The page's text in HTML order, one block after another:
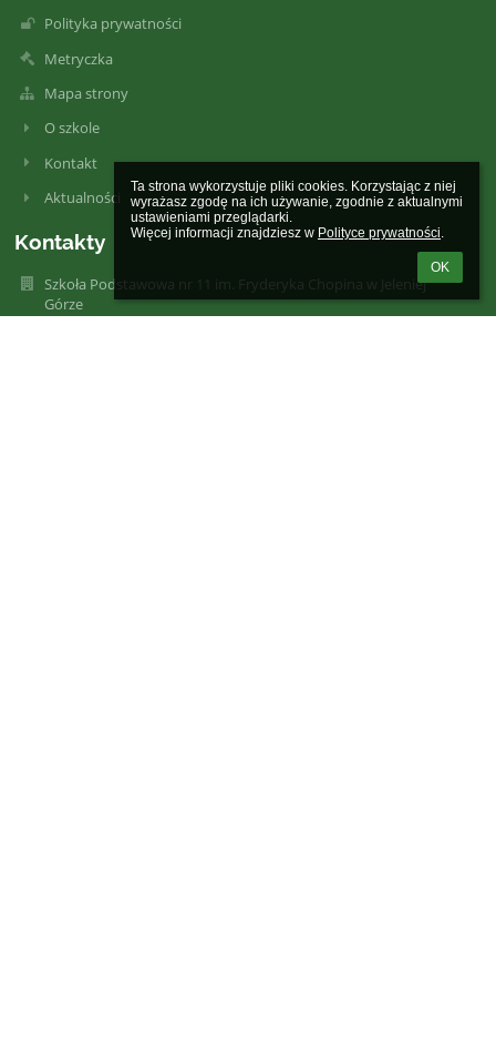
Ta strona wykorzystuje pliki cookies. Korzystając z niej
wyrażasz zgodę na ich używanie, zgodnie z aktualnymi
ustawieniami przeglądarki.
Więcej informacji znajdziesz w Polityce prywatności.
OK
Polityka prywatności
Metryczka
Mapa strony
O szkole
Kontakt
Aktualności
Kontakty
Szkoła Podstawowa nr 11 im. Fryderyka Chopina w Jeleniej
Górze